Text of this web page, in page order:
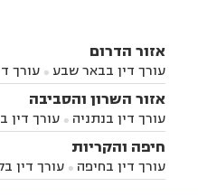
אזור הדרום
עורך דין בבאר שבע  עורך
באשקלון
עורך דין בבאר
עורך דין בניר הבנים עורך
זיקים
עורך דין בנתיבות
אזור השרון והסביבה
עורך דין בנתניה  עורך דין
עורך דין בחדרה עורך
השרון
עורך דין באבן יהודה
עורך דין בחריש עורך דין
חיפה והקריות
עורך דין בחיפה  עורך דין
בקרית מוצקין
עורך דין